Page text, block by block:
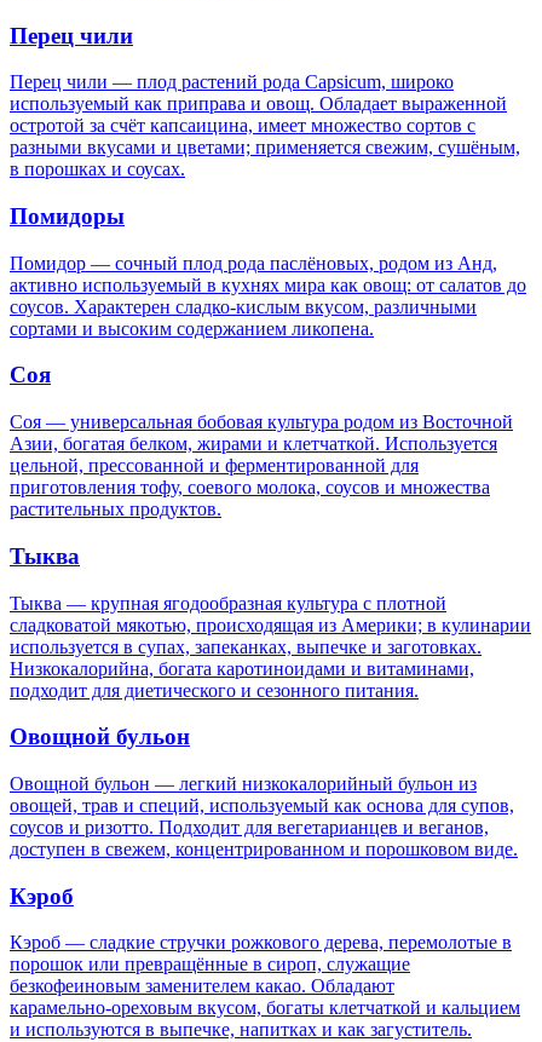
Перец чили
Перец чили — плод растений рода Capsicum, широко
используемый как приправа и овощ. Обладает выраженной
остротой за счёт капсаицина, имеет множество сортов с
разными вкусами и цветами; применяется свежим, сушёным,
в порошках и соусах.
Помидоры
Помидор — сочный плод рода паслёновых, родом из Анд,
активно используемый в кухнях мира как овощ: от салатов до
соусов. Характерен сладко-кислым вкусом, различными
сортами и высоким содержанием ликопена.
Соя
Соя — универсальная бобовая культура родом из Восточной
Азии, богатая белком, жирами и клетчаткой. Используется
цельной, прессованной и ферментированной для
приготовления тофу, соевого молока, соусов и множества
растительных продуктов.
Тыква
Тыква — крупная ягодообразная культура с плотной
сладковатой мякотью, происходящая из Америки; в кулинарии
используется в супах, запеканках, выпечке и заготовках.
Низкокалорийна, богата каротиноидами и витаминами,
подходит для диетического и сезонного питания.
Овощной бульон
Овощной бульон — легкий низкокалорийный бульон из
овощей, трав и специй, используемый как основа для супов,
соусов и ризотто. Подходит для вегетарианцев и веганов,
доступен в свежем, концентрированном и порошковом виде.
Кэроб
Кэроб — сладкие стручки рожкового дерева, перемолотые в
порошок или превращённые в сироп, служащие
безкофеиновым заменителем какао. Обладают
карамельно‑ореховым вкусом, богаты клетчаткой и кальцием
и используются в выпечке, напитках и как загуститель.